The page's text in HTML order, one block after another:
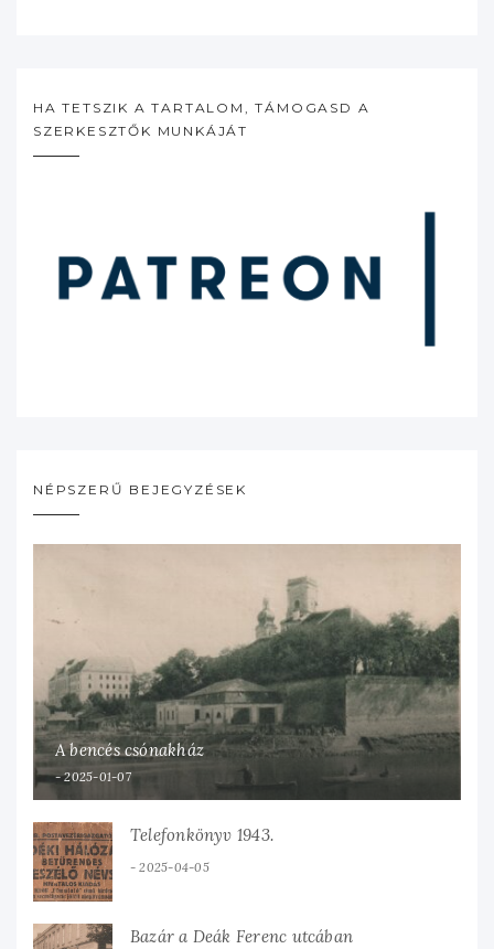
HA TETSZIK A TARTALOM, TÁMOGASD A
SZERKESZTŐK MUNKÁJÁT
NÉPSZERŰ BEJEGYZÉSEK
A bencés csónakház
2025-01-07
Telefonkönyv 1943.
2025-04-05
Bazár a Deák Ferenc utcában